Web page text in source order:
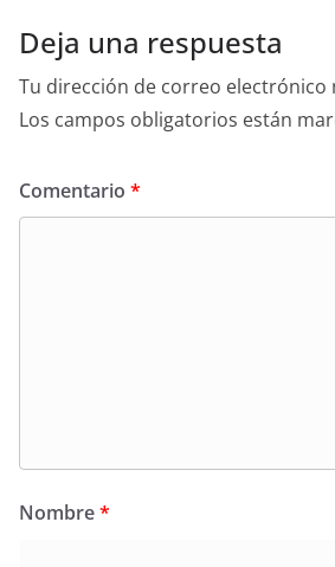
Deja una respuesta
Tu dirección de correo electrónico
Los campos obligatorios están
Comentario *
Nombre*